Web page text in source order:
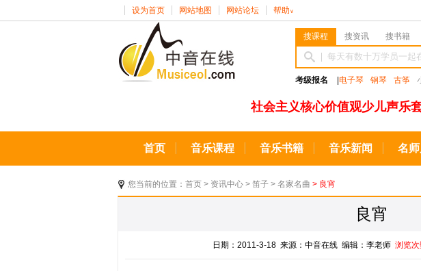
设为首页 网站地图 网站论坛 帮助 ∨
搜课程 搜资讯 搜书籍
考级报名 电子琴 钢琴 古筝
社会主义核心价值观少儿声乐
首页 音乐课程 音乐书籍 音乐新闻 名
您当前的位置： 首页 > 资讯中心 > 笛子 > 名家名曲 > 良宵
良宵
日期：2011-3-18 来源：中音在线 编辑：李老师 浏览次